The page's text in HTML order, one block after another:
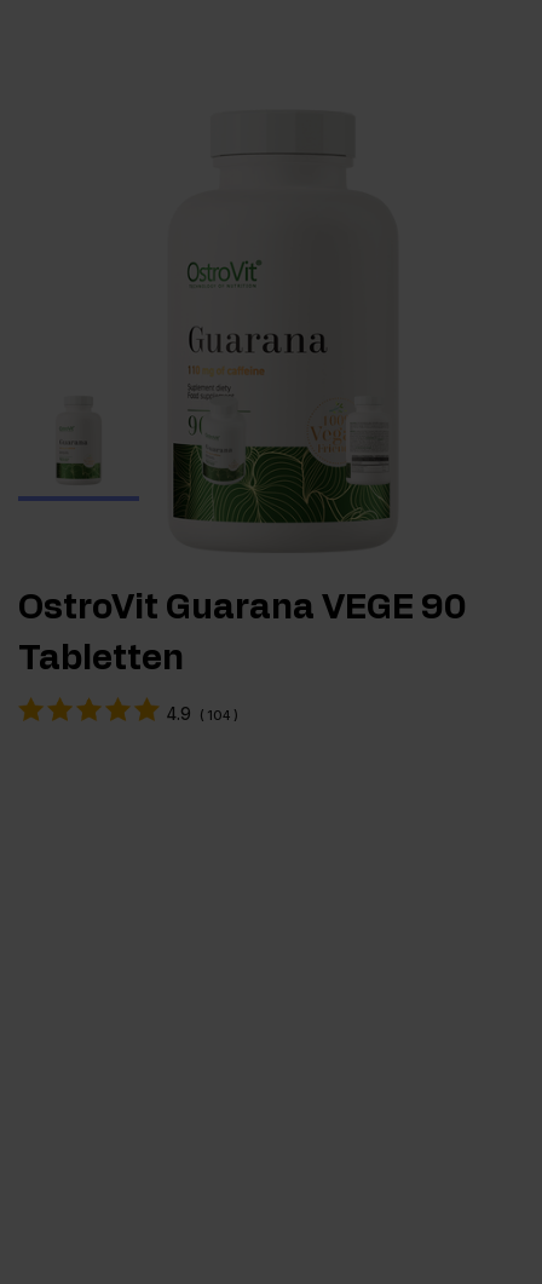
OstroVit Guarana VEGE 90
Tabletten
4.9 ( 104 )